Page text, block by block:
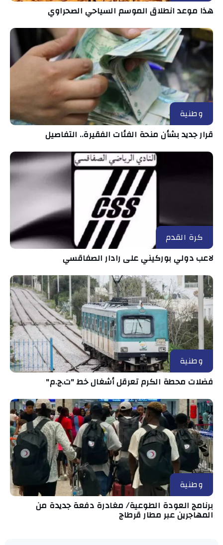
هذا موعد انطلاق الموسم السياحي الصحراوي
وطنية
قرار جديد بشأن منحة الفئات الفقيرة.. التفاصيل
كرة القدم
لاعب دولي بوركيني على رادار الصفاقسي
وطنية
فضلات محطة الكرم تعرقل أشغال خط "ت.ج.م"
وطنية
برنامج العودة الطوعية/ مغادرة دفعة جديدة من
المهاجرين عبر مطار قرطاج